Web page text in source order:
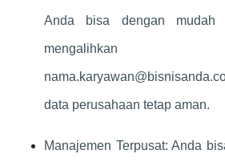
Anda bisa dengan mudah
data perusahaan tetap aman.
Manajemen Terpusat: Anda